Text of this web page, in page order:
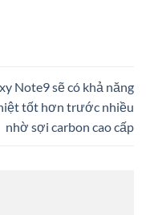
Note9 sẽ có khả năng
tốt hơn trước nhiều
nhờ sợi carbon cao cấp